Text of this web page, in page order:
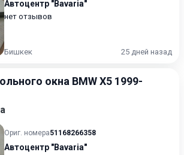
Автоцентр "Bavaria"
нет отзывов
Бишкек 25 дней назад
окна BMW X5 1999-
Ориг. номера51168266358
Автоцентр "Bavaria"